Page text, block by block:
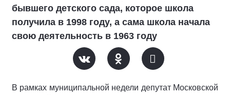
бывшего детского сада, которое школа
получила в 1998 году, а сама школа начала
свою деятельность в 1963 году
В рамках муниципальной недели депутат Московской